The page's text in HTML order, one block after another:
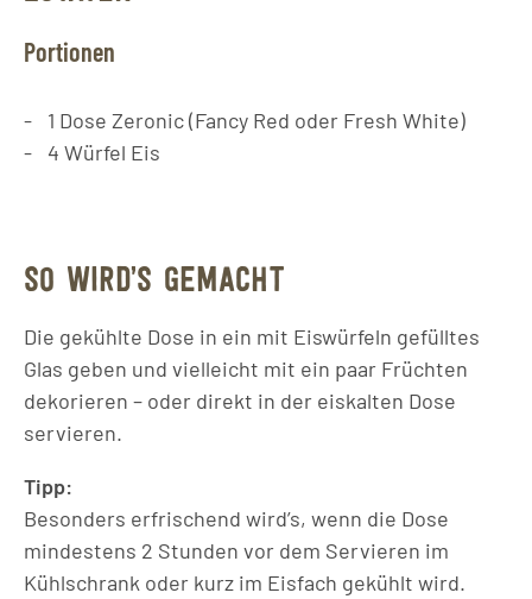
Portionen
1 Dose Zeronic (Fancy Red oder Fresh White)
4 Würfel Eis
SO WIRD’S GEMACHT
Die gekühlte Dose in ein mit Eiswürfeln gefülltes
Glas geben und vielleicht mit ein paar Früchten
dekorieren – oder direkt in der eiskalten Dose
servieren.
Tipp:
Besonders erfrischend wird’s, wenn die Dose
mindestens 2 Stunden vor dem Servieren im
Kühlschrank oder kurz im Eisfach gekühlt wird.